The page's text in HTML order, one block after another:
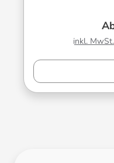
inkl.